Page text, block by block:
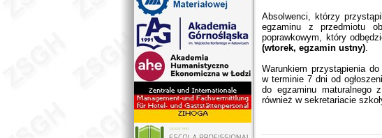
Absolwenci, którzy
egzaminu z przedmiotu
poprawkowym, który
(wtorek, egzamin ustny).
Warunkiem przystąpienia
w terminie 7 dni od
do egzaminu maturalnego
również w sekretariacie